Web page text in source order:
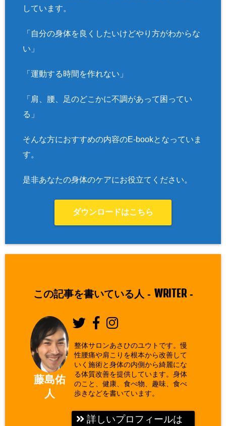
しています。
「自分の身体を良くしたいけどやり方がわからな
い」
「運動する時間を作れない」
「肩、腰、足のどこかに不調があって困ってい
る」
そんな方におすすめの内容のE-bookとなっていま
す。
是非あなたの身体のケアにお役立てください。
ダウンロードはこちら
この記事を書いている人 - WRITER-
藤島佑
人
整体サロンあさひのユウトです。慢
性腰痛や肩こりを根本から改善して
いく施術と身体の内側から綺麗にな
る体質改善を提供しています。身体
のこと、健康、食べ物、趣味、食べ
歩きなどを書いています。
詳しいプロフィールは